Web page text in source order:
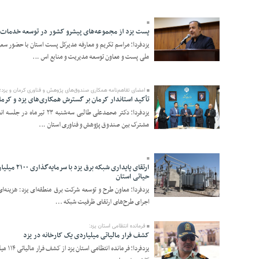
پست یزد از مجموعه‌های پیشرو کشور در توسعه
یزدفردا؛ مراسم تکریم و معارفه مدیرکل پست استان با
ملی پست و معاون توسعه مدیریت و منابع اس ...
23 Tir 1405 - 19:44
امضای تفاهم‌نامه همکاری صندوق‌های پژوهش و فناوری کرمان و یزد؛
تأکید استاندار کرمان بر گسترش همکاری‌های یزد و
یزدفردا؛ دکتر محمدعلی
مشترک بین صندوق پژوهش و فناوری استان‌ ...
23 Tir 1405 - 19:41
ارتقای
حیاتی استان
اجرای طرح‌های ارتقای ظرفیت شبکه ...
فرمانده انتظامی استان یزد:
کشف فرار مالیاتی میلیاردی یک کارخانه در یزد